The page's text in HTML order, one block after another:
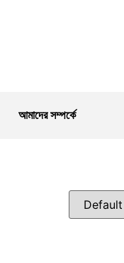
আমাদের সম্পর্কে